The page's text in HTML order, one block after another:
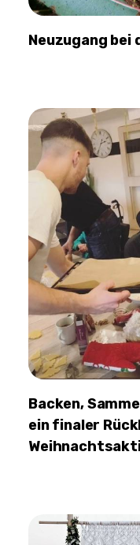
Neuzugang
Backen,
ein finaler